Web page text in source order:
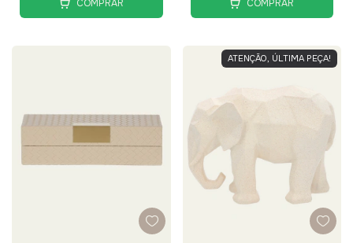
COMPRAR COMPRAR
ATENÇÃO, ÚLTIMA PEÇA!